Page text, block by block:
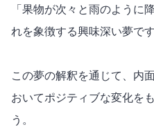
「果物が次々と雨のように
れを象徴する興味深い夢です
この夢の解釈を通じて、内
おいてポジティブな変化を
う。